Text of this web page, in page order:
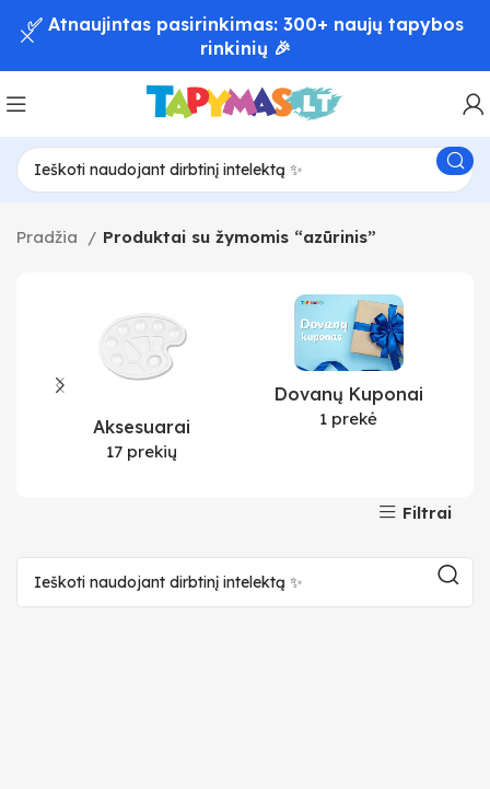
Pradžia Produktai su žymomis “azūrinis”
Aksesuarai
17 prekių
Dovanų Kuponai
1 prekė
Filtrai
✅ Atnaujintas pasirinkimas: 300+ naujų tapybos
rinkinių 🎉